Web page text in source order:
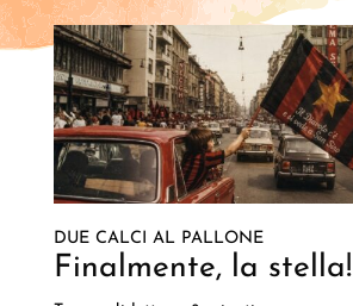
DUE CALCI AL PALLONE
Finalmente, la stella!